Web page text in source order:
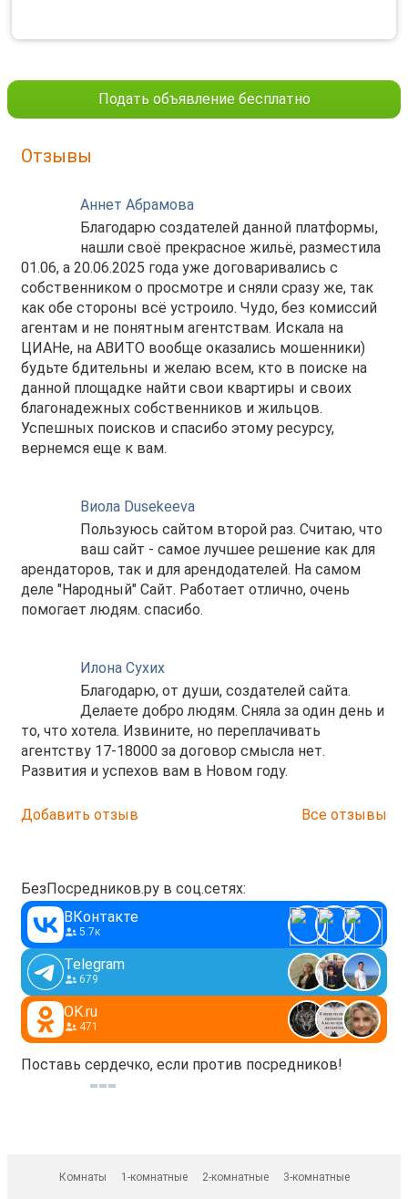
Подать объявление бесплатно
Отзывы
Аннет Абрамова
Благодарю создателей данной платформы,
нашли своё прекрасное жильё, разместила
01.06, а 20.06.2025 года уже договаривались с
собственником о просмотре и сняли сразу же, так
как обе стороны всё устроило. Чудо, без комиссий
агентам и не понятным агентствам. Искала на
ЦИАНе, на АВИТО вообще оказались мошенники)
будьте бдительны и желаю всем, кто в поиске на
данной площадке найти свои квартиры и своих
благонадежных собственников и жильцов.
Успешных поисков и спасибо этому ресурсу,
вернемся еще к вам.
Виола Dusekeeva
Пользуюсь сайтом второй раз. Считаю, что
ваш сайт - самое лучшее решение как для
арендаторов, так и для арендодателей. На самом
деле "Народный" Сайт. Работает отлично, очень
помогает людям. спасибо.
Илона Сухих
Благодарю, от души, создателей сайта.
Делаете добро людям. Сняла за один день и
то, что хотела. Извините, но переплачивать
агентству 17-18000 за договор смысла нет.
Развития и успехов вам в Новом году.
Добавить отзыв Все отзывы
БезПосредников.ру в соц.сетях:
ВКонтакте
5.7к
Telegram
679
OK.ru
471
Поставь сердечко, если против посредников!
Комнаты 1-комнатные 2-комнатные 3-комнатные